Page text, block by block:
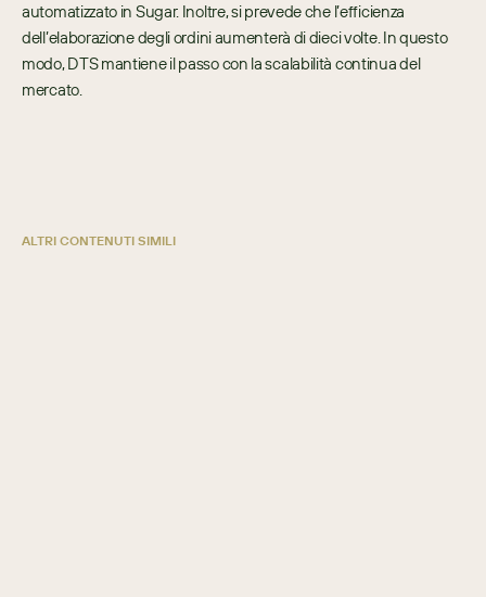
automatizzato in Sugar. Inoltre, si prevede che l’efficienza
dell’elaborazione degli ordini aumenterà di dieci volte. In questo
modo, DTS mantiene il passo con la scalabilità continua del
mercato.
ALTRI CONTENUTI SIMILI